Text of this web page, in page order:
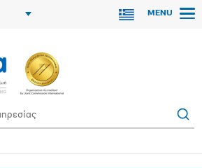
MENU